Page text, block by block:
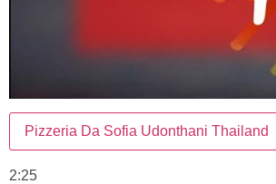
Pizzeria Da Sofia Udonthani Thailand
2:25